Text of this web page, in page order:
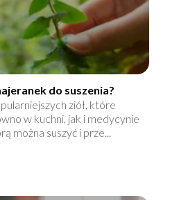
do suszenia?
ziół, które
w kuchni, jak i medycynie
można suszyć i prze...